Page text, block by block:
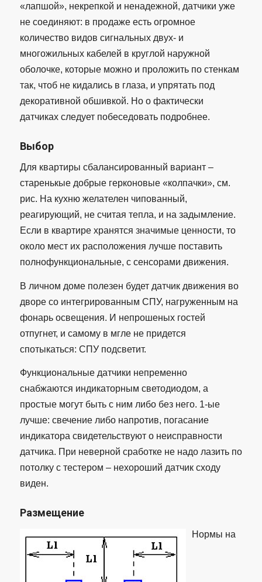
«лапшой», некрепкой и ненадежной, датчики уже
не соединяют: в продаже есть огромное
количество видов сигнальных двух- и
многожильных кабелей в круглой наружной
оболочке, которые можно и проложить по стенкам
так, чтоб не кидались в глаза, и упрятать под
декоративной обшивкой. Но о фактически
датчиках следует побеседовать подробнее.
Выбор
Для квартиры сбалансированный вариант –
старенькые добрые герконовые «колпачки», см.
рис. На кухню желателен чипованный,
реагирующий, не считая тепла, и на задымление.
Если в квартире хранятся значимые ценности, то
около мест их расположения лучше поставить
полнофункциональные, с сенсорами движения.
В личном доме полезен будет датчик движения во
дворе со интегрированным СПУ, нагруженным на
фонарь освещения. И непрошеных гостей
отпугнет, и самому в мгле не придется
спотыкаться: СПУ подсветит.
Функциональные датчики непременно
снабжаются индикаторным светодиодом, а
простые могут быть с ним либо без него. 1-ые
лучше: свечение либо напротив, погасание
индикатора свидетельствуют о неисправности
датчика. При неверной сработке не надо лазить по
потолку с тестером – нехороший датчик сходу
виден.
Размещение
Нормы на